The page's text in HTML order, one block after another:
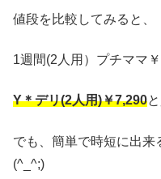
値段を比較してみると、
1週間(2人用）プチママ￥
Y＊デリ(2人用)￥7,290
でも、簡単で時短に出来
(^_^;)